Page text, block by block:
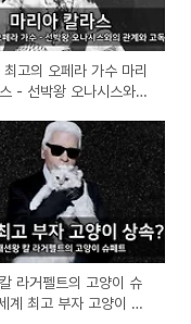
고의 오페라 가수 마리
- 선박왕 오나시스와의
라거펠트의 고양이 슈
계 최고 부자 고양이 상